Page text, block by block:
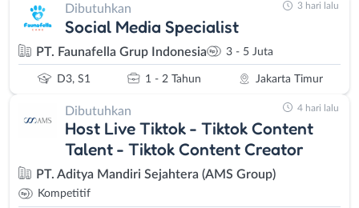
Dibutuhkan
Social Media Specialist
PT. Faunafella Grup Indonesia 3 - 5 Juta
D3, S1 1 - 2 Tahun Jakarta Timur
3 hari lalu
Dibutuhkan
Host Live Tiktok - Tiktok Content
Talent - Tiktok Content Creator
PT. Aditya Mandiri Sejahtera (AMS Group)
Kompetitif
4 hari lalu